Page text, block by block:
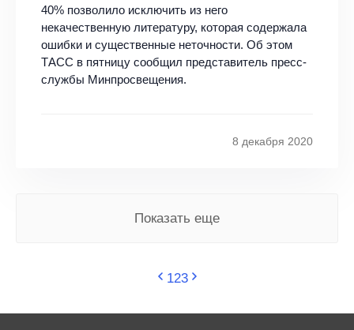
40% позволило исключить из него
некачественную литературу, которая содержала
ошибки и существенные неточности. Об этом
ТАСС в пятницу сообщил представитель пресс-
службы Минпросвещения.
8 декабря 2020
Показать еще
123